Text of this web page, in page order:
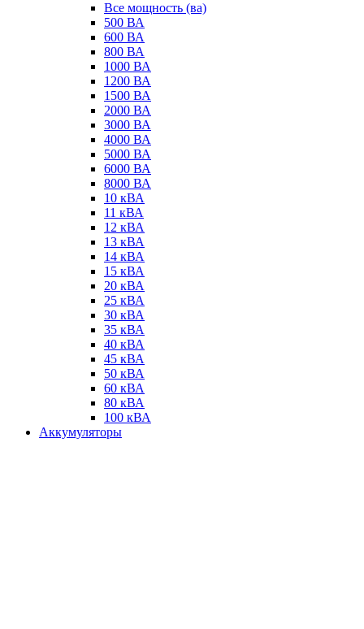
Все мощность (ва)
500 ВА
600 ВА
800 ВА
1000 ВА
1200 ВА
1500 ВА
2000 ВА
3000 ВА
4000 ВА
5000 ВА
6000 ВА
8000 ВА
10 кВА
11 кВА
12 кВА
13 кВА
14 кВА
15 кВА
20 кВА
25 кВА
30 кВА
35 кВА
40 кВА
45 кВА
50 кВА
60 кВА
80 кВА
100 кВА
Аккумуляторы